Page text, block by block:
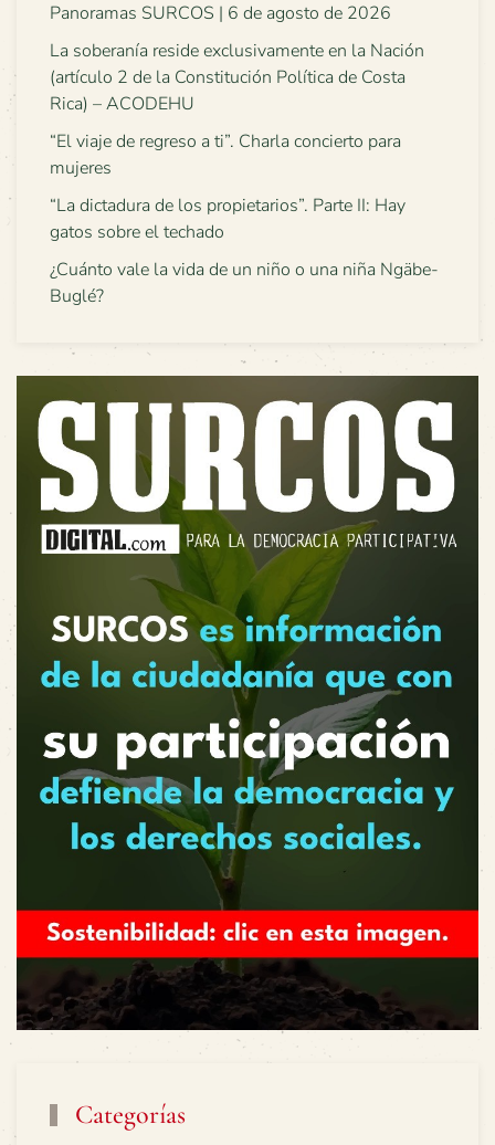
Panoramas SURCOS | 6 de agosto de 2026
La soberanía reside exclusivamente en la Nación
(artículo 2 de la Constitución Política de Costa
Rica) – ACODEHU
“El viaje de regreso a ti”. Charla concierto para
mujeres
“La dictadura de los propietarios”. Parte II: Hay
gatos sobre el techado
¿Cuánto vale la vida de un niño o una niña Ngäbe-
Buglé?
Categorías